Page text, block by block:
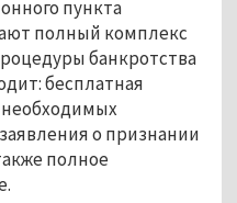
пункта
полный комплекс
банкротства
бесплатная
необходимых
о признании
полное